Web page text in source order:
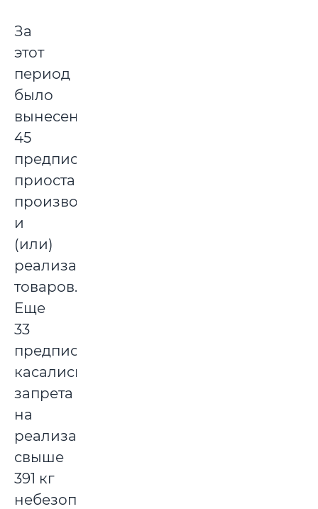
За
этот
период
было
вынесено
45
предписаний,
приостанавливающих
производство
и
(или)
реализацию
товаров.
Еще
33
предписания
касались
запрета
на
реализацию
свыше
391 кг
небезопасной